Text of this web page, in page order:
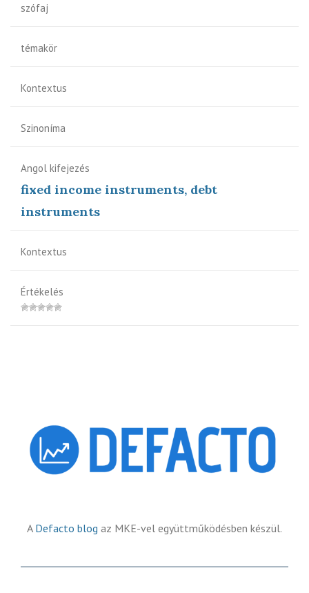
szófaj
témakör
Kontextus
Szinoníma
Angol kifejezés
fixed income instruments, debt
instruments
Kontextus
Értékelés
A Defacto blog az MKE-vel együttműködésben készül.